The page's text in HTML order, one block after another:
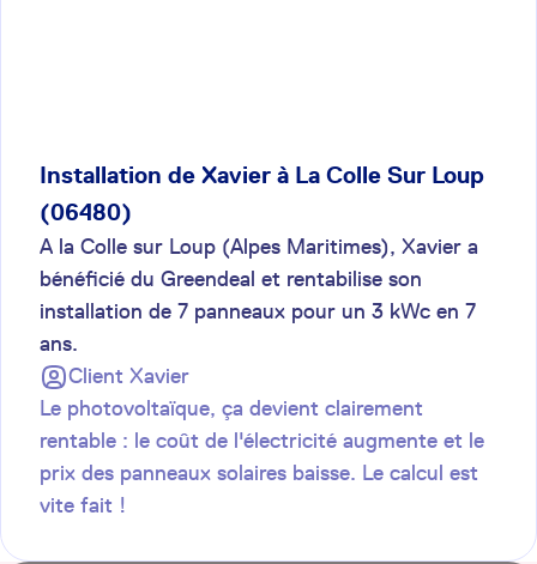
Installation de Xavier à La Colle Sur Loup
(06480)
A la Colle sur Loup (Alpes Maritimes), Xavier a
bénéficié du Greendeal et rentabilise son
installation de 7 panneaux pour un 3 kWc en 7
ans.
Client Xavier
Le photovoltaïque, ça devient clairement
rentable : le coût de l'électricité augmente et le
prix des panneaux solaires baisse. Le calcul est
vite fait !